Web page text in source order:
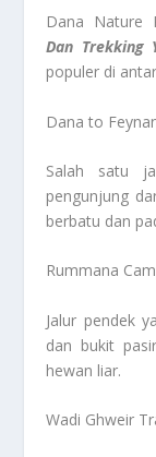
Dana Nature
Dan Trekking
populer di
Dana to
Salah satu
pengunjung
berbatu dan
Rummana
Jalur pendek
dan bukit
hewan liar.
Wadi Ghweir